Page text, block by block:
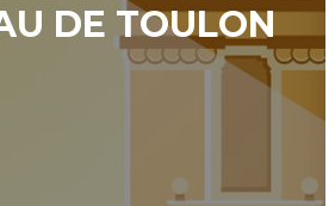
DE TOULON